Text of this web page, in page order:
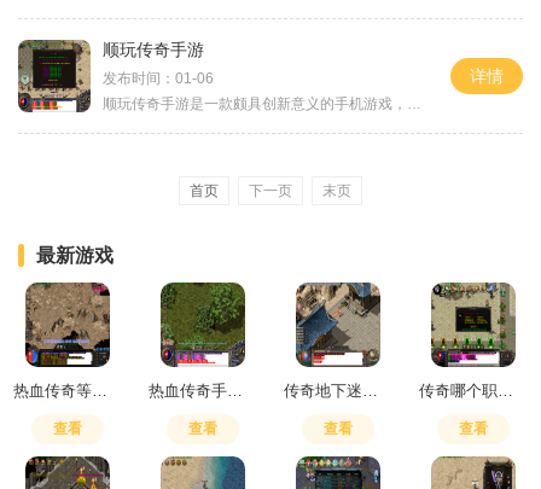
顺玩传奇手游
发布时间：01-06
顺玩传奇手游是一款颇具创新意义的手机游戏，它以经典的传奇世界为背景，带给玩家无尽的冒险和挑战。游戏采用了高清画质和流畅的操作，让玩家可以身临其境地感受到真实的游戏
详情
首页 下一页 末页
最新游戏
热血传奇等级经验怎么刷
查看
热血传奇手游一天能赚多少元宝
查看
传奇地下迷宫怎么进
查看
传奇哪个职业最好玩
查看